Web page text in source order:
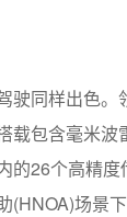
驶同样出色。
载包含毫米波
的26个高精
(HNOA)场景